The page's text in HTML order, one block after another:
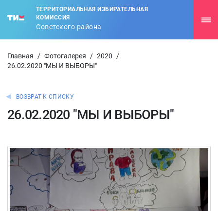
ТЕРРИТОРИАЛЬНАЯ ИЗБИРАТЕЛЬНАЯ
КОМИССИЯ
Советского района
Главная / Фотогалерея / 2020
/
26.02.2020 "МЫ И ВЫБОРЫ"
ВОЗВРАТ К СПИСКУ
26.02.2020 "МЫ И ВЫБОРЫ"